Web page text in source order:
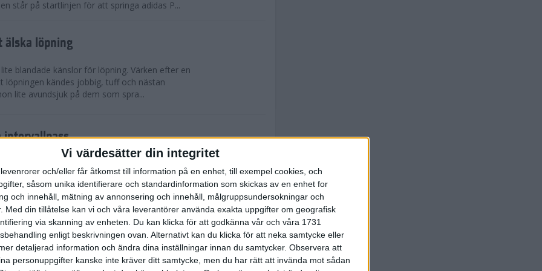
Vi värdesätter din integritet
och/eller får åtkomst till information på en enhet, till exempel cookies, och
såsom unika identifierare och standardinformation som skickas av en enhet for
och innehåll, mätning av annonsering och innehåll, målgruppsundersokningar och
Med din tillåtelse kan vi och våra leverantörer använda exakta uppgifter om geografisk
via skanning av enheten. Du kan klicka för att godkänna vår och våra 1731
enligt beskrivningen ovan. Alternativt kan du klicka för att neka samtycke eller
detaljerad information och ändra dina inställningar innan du samtycker. Observera att
personuppgifter kanske inte kräver ditt samtycke, men du har rätt att invända mot sådan
står på startlinjen för att springa adidas P...
älska löpning
blandade känslor för löpning. Värken efter en
löpningen kändes jobbig, tuff och nästan
lite avundsjuk på dem som spra...
Runacademy om tre olika intervallpass.
och passar både nybö...
mer”. Nu vill jag testa igen.
åren etablerat sig som en av Sveriges